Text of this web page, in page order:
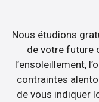
Nous étudions
de votre future
l’ensoleillement,
contraintes
de vous indiquer